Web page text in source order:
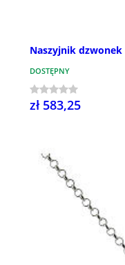
Naszyjnik
DOSTĘPNY
zł 583,25